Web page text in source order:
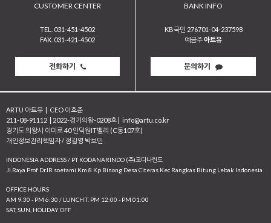
CUSTOMER CENTER
TEL. 031-451-4502
FAX. 031-421-4502
전화하기
BANK INFO
KB국민 276701-04-237598
예금주아트유
문의하기
ARTU 아트유 | CEO 이호준
211-08-91112 | 2022-경기의왕-0208호 | info@artu.co.kr
경기도 의왕시 이미로 40 인덕원IT밸리 (C동107호)
개인정보관리책임자 / 정길영 박보민
INDONESIA ADDRESS / PT KODANARINDO (주)코다나린도
JI.Raya Prof Dr.IR soetami Km 8 Kp Binong Desa Citeras Kec Rangkas Bitung Lebak Indonesia
OFFICE HOURS
AM 9:30 - PM 6:30 / LUNCH T. PM 12:00 - PM 01:00
SAT, SUN, HOLIDAY OFF